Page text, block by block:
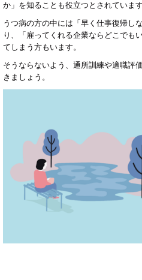
か」を知ることも役立つとされています
うつ病の方の中には「早く仕事復帰し
り、「雇ってくれる企業ならどこでも
てしまう方もいます。
そうならないよう、通所訓練や適職評
きましょう。